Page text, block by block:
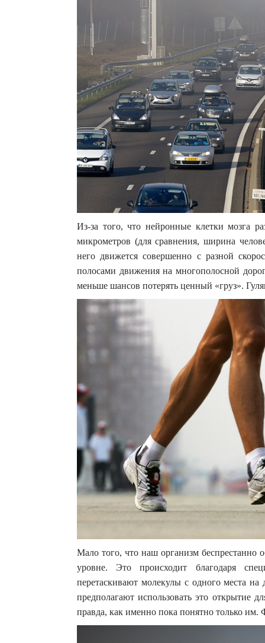
Из-за того, что нейронные клетки мозга
микрометров (для сравнения, ширина
него движется совершенно с разной
полосами движения на многополосной
меньше шансов потерять ценный «груз».
Мало того, что наш организм беспрестанно
уровне. Это происходит благодаря
перетаскивают молекулы с одного места
предполагают использовать это открытие
правда, как именно пока понятно только им.